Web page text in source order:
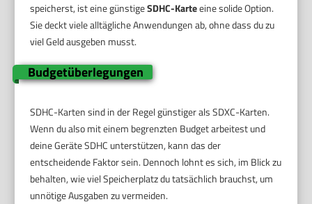
speicherst, ist eine günstigeSDHC-Karteeine solide Option.
Sie deckt viele alltägliche Anwendungen ab, ohne dass du zu
viel Geld ausgeben musst.
Budgetüberlegungen
SDHC-Karten sind in der Regel günstiger als SDXC-Karten.
Wenn du also mit einem begrenzten Budget arbeitest und
deine Geräte SDHC unterstützen, kann das der
entscheidende Faktor sein. Dennoch lohnt es sich, im Blick zu
behalten, wie viel Speicherplatz du tatsächlich brauchst, um
unnötige Ausgaben zu vermeiden.